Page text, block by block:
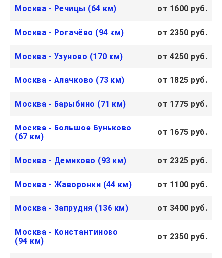
Москва - Речицы (64 км) от 1600 руб.
Москва - Рогачёво (94 км) от 2350 руб.
Москва - Узуново (170 км) от 4250 руб.
Москва - Алачково (73 км) от 1825 руб.
Москва - Барыбино (71 км) от 1775 руб.
Москва - Большое Буньково
(67 км)
от 1675 руб.
Москва - Демихово (93 км) от 2325 руб.
Москва - Жаворонки (44 км) от 1100 руб.
Москва - Запрудня (136 км) от 3400 руб.
Москва - Константиново
(94 км)
от 2350 руб.